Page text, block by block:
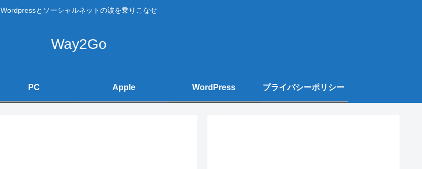
Wordpressとソーシャルネットの波を乗りこなせ
Way2Go
PC Apple WordPress プライバシーポリシー